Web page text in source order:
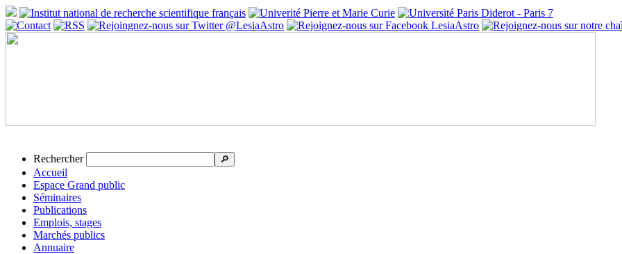
Rechercher 🔎
Accueil
Espace Grand public
Séminaires
Publications
Emplois, stages
Marchés publics
Annuaire